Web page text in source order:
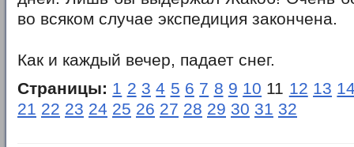
во всяком случае экспедиция закончена.
Как и каждый вечер, падает снег.
Страницы: 1 2 3 4 5 6 7 8 9 10 11 12 13
21 22 23 24 25 26 27 28 29 30 31 32